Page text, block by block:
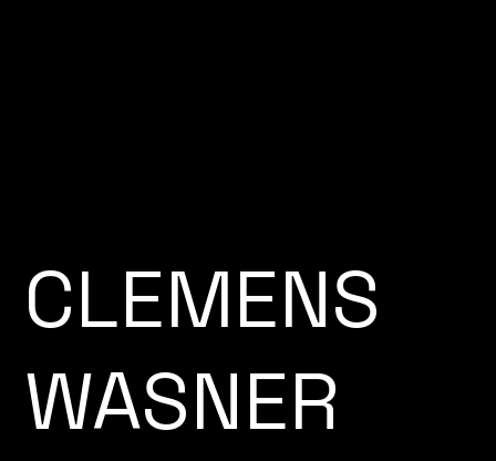
CLEMENS
WASNER